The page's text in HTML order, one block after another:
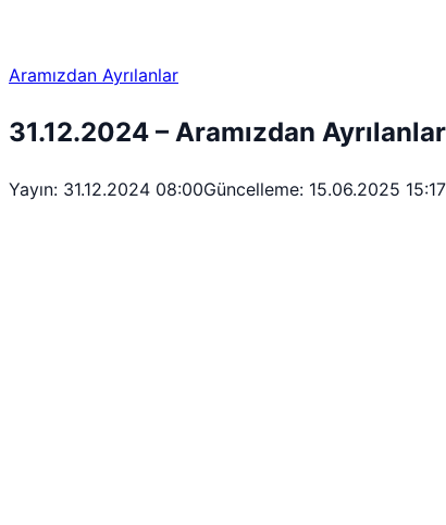
Aramızdan Ayrılanlar
31.12.2024 – Aramızdan Ayrılanlar
Yayın: 31.12.2024 08:00Güncelleme: 15.06.2025 15:17